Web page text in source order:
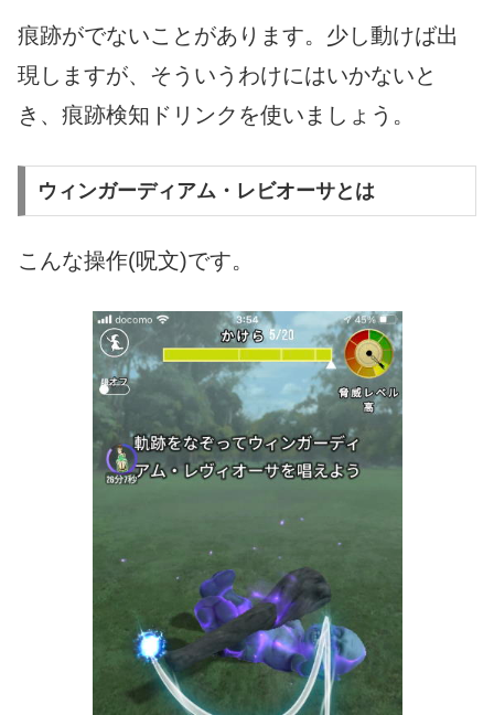
痕跡がでないことがあります。少し動けば出
現しますが、そういうわけにはいかないと
き、痕跡検知ドリンクを使いましょう。
ウィンガーディアム・レビオーサとは
こんな操作(呪文)です。